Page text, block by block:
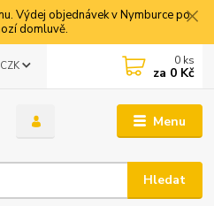
Výdej objednávek v Nymburce po
domluvě.
Menu
CZK
Hledat
0 ks
za 0 Kč